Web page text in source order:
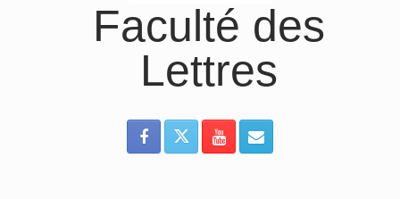
Faculté des
Lettres